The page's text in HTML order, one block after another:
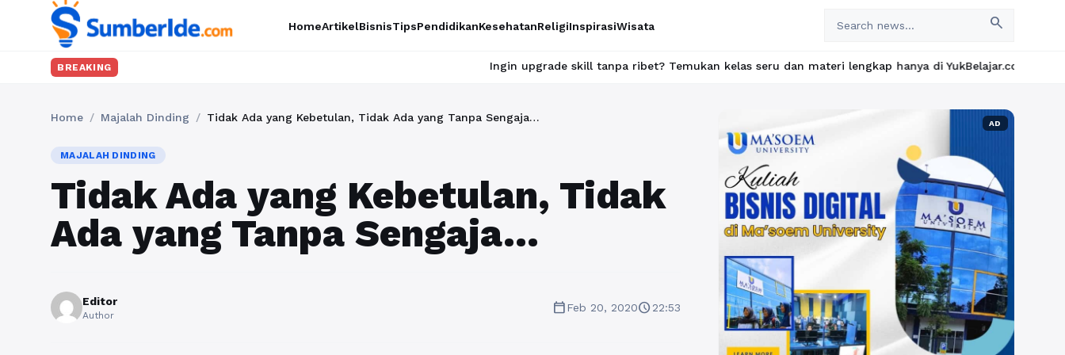
HomeArtikelBisnisTipsPendidikanKesehatanReligiInspirasiWisata search
BREAKING Ingin upgrade skill tanpa ribet? Temukan kelas seru dan materi lengkap hanya di YukBelajar.com. Mulai langkah
Home / Majalah Dinding / Tidak Ada yang Kebetulan, Tidak Ada yang Tanpa Sengaja…
MAJALAH DINDING
Tidak Ada yang Kebetulan, Tidak
Ada yang Tanpa Sengaja…
Editor
Author calendar_todayFeb 20, 2020schedule22:53
AD